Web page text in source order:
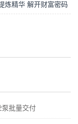
炼精华 解开财富密码
泵批量交付